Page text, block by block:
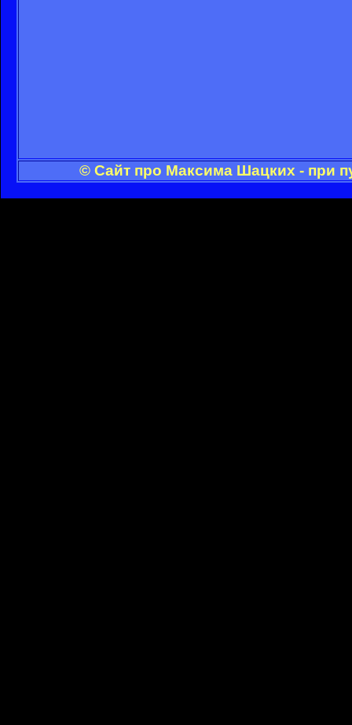
© Сайт про Максима Шацких - при